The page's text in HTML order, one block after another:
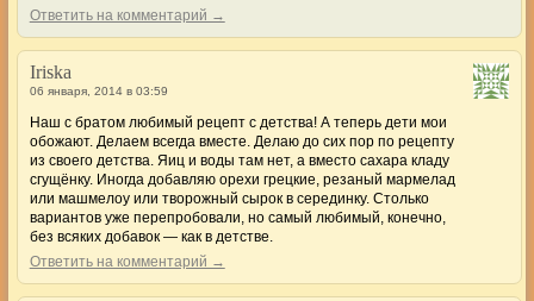
Ответить на комментарий →
Iriska
06 января, 2014 в 03:59
Наш с братом любимый рецепт с детства! А теперь дети мои
обожают. Делаем всегда вместе. Делаю до сих пор по рецепту
из своего детства. Яиц и воды там нет, а вместо сахара кладу
сгущёнку. Иногда добавляю орехи грецкие, резаный мармелад
или машмелоу или творожный сырок в серединку. Столько
вариантов уже перепробовали, но самый любимый, конечно,
без всяких добавок — как в детстве.
Ответить на комментарий →